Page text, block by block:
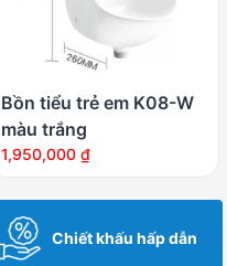
Bồn tiểu trẻ em K08-W
màu trắng
1,950,000 ₫
Chiết khấu hấp dẫn